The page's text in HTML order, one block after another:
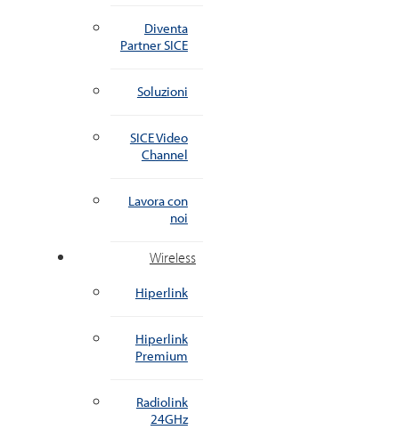
Diventa
Partner SICE
Soluzioni
SICE Video
Channel
Lavora con
noi
Wireless
Hiperlink
Hiperlink
Premium
Radiolink
24GHz